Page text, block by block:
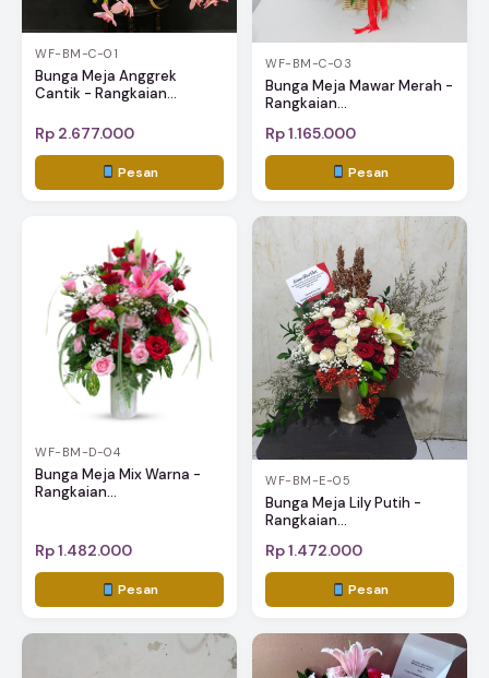
WF-BM-C-01
Bunga Meja Anggrek
Cantik - Rangkaian...
Rp 2.677.000
Pesan
WF-BM-C-03
Bunga Meja Mawar Merah -
Rangkaian...
Rp 1.165.000
Pesan
WF-BM-D-04
Bunga Meja Mix Warna -
Rangkaian...
Rp 1.482.000
Pesan
WF-BM-E-05
Bunga Meja Lily Putih -
Rangkaian...
Rp 1.472.000
Pesan